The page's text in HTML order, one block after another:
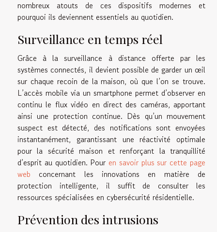
nombreux atouts de ces dispositifs modernes et
pourquoi ils deviennent essentiels au quotidien.
Surveillance en temps réel
Grâce à la surveillance à distance offerte par les
systèmes connectés, il devient possible de garder un œil
sur chaque recoin de la maison, où que l’on se trouve.
L’accès mobile via un smartphone permet d’observer en
continu le flux vidéo en direct des caméras, apportant
ainsi une protection continue. Dès qu’un mouvement
suspect est détecté, des notifications sont envoyées
instantanément, garantissant une réactivité optimale
pour la sécurité maison et renforçant la tranquillité
d’esprit au quotidien. Pour en savoir plus sur cette page
web concernant les innovations en matière de
protection intelligente, il suffit de consulter les
ressources spécialisées en cybersécurité résidentielle.
Prévention des intrusions